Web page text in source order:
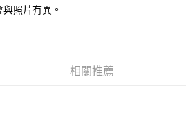
分期的期數、繳款截止日，確認付款後即完
照片有異。
相關推薦